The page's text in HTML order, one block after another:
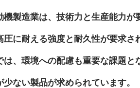
機製造業は、技術力と生産能力
圧に耐える強度と耐久性が要求
は、環境への配慮も重要な課題
少ない製品が求められています。